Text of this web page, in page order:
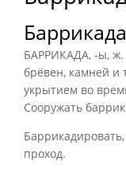
Баррикада
БАРРИКАДА, -ы, ж.
брёвен, камней и
укрытием во
Сооружать
проход.